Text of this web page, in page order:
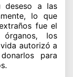
deseso a las
lo que
fue el
los
autorizó a
para